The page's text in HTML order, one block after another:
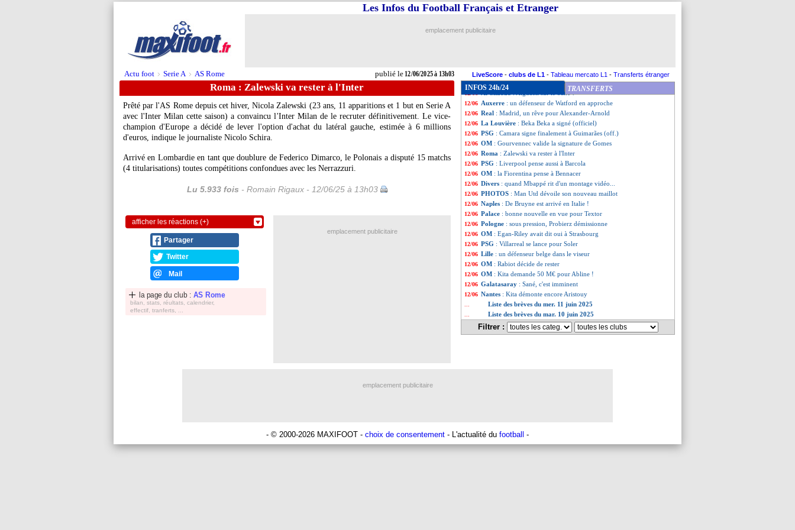
Actu foot > Serie A > AS Rome publié le12/06/2025 à 13h03
Les Infos du Football Français et Etranger
emplacement publicitaire
LiveScore - clubs de L1 - Tableau mercato L1 - Transferts étranger
Roma : Zalewski va rester à l'Inter
Prêté par l'AS Rome depuis cet hiver, NicolaZalewski (23 ans, 11 apparitions et 1 but en Serie A
avec l'Inter Milan cette saison) a convaincu l'Inter Milan de le recruter définitivement. Le vice-
champion d'Europe a décidé de lever l'option d'achat du latéral gauche, estimée à 6 millions
d'euros, indique le journaliste Nicolo Schira.
Arrivé en Lombardie en tant que doublure de Federico Dimarco, le Polonais a disputé 15 matchs
(4 titularisations) toutes compétitions confondues avec les Nerrazzuri.
Lu 5.933 fois - Romain Rigaux - 12/06/25 à 13h03
afficher les réactions (+)
Partager
Twitter
Mail
la page du club : AS Rome
bilan, stats, réultats, calendrier,
effectif, tranferts, ...
INFOS 24h/24 TRANSFERTS
12/06 Milan: deux joueurs d'Arsenal ciblés
12/06 Ballon d'Or : les nommés connus le 7 août
12/06 Naples
12/06 Séville: Leverkusen vise Badé
12/06 DNCG: ça passe pour l'OM, l'ASSE, Metz et Pau
: Alguacil sur le banc ?
12/06 Auxerre : un défenseur de Watford en approche
12/06 Real : Madrid, un rêve pour Alexander-Arnold
12/06 La Louvière : Beka Beka a signé (officiel)
12/06 PSG : Camara signe finalement à Guimarães (off.)
12/06 OM : Gourvennec valide la signature de Gomes
12/06 Roma : Zalewski va rester à l'Inter
12/06 PSG : Liverpool pense aussi à Barcola
12/06 OM : la Fiorentina pense à Bennacer
12/06 Divers : quand Mbappé rit d'un montage vidéo...
12/06 PHOTOS : Man Utd dévoile son nouveau maillot
12/06 Naples : De Bruyne est arrivé en Italie !
12/06 Palace : bonne nouvelle en vue pour Textor
12/06 Pologne : sous pression, Probierz démissionne
12/06 OM : Egan-Riley avait dit oui à Strasbourg
12/06 PSG : Villarreal se lance pour Soler
12/06 Lille : un défenseur belge dans le viseur
12/06 OM : Rabiot décide de rester
12/06 OM : Kita demande 50 M€ pour Abline !
12/06 Galatasaray : Sané, c'est imminent
12/06 Nantes : Kita démonte encore Aristouy
Liste des brèves du mer. 11 juin 2025
Liste des brèves du mar. 10 juin 2025
Filtrer :
emplacement publicitaire
emplacement publicitaire
- © 2000-2026 MAXIFOOT - choix de consentement - L'actualité du football -